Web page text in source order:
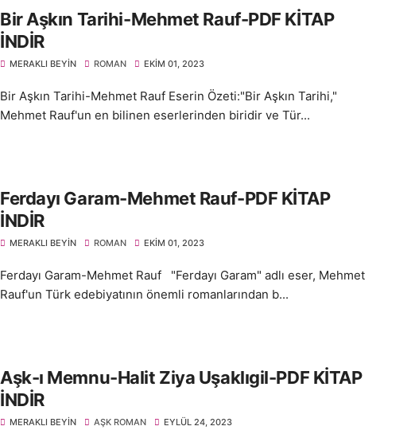
Bir Aşkın Tarihi-Mehmet Rauf-PDF KİTAP
İNDİR
MERAKLI BEYIN ROMAN EKIM 01, 2023
Bir Aşkın Tarihi-Mehmet Rauf Eserin Özeti:"Bir Aşkın Tarihi,"
Mehmet Rauf'un en bilinen eserlerinden biridir ve Tür...
Ferdayı Garam-Mehmet Rauf-PDF KİTAP
İNDİR
MERAKLI BEYIN ROMAN EKIM 01, 2023
Ferdayı Garam-Mehmet Rauf "Ferdayı Garam" adlı eser, Mehmet
Rauf'un Türk edebiyatının önemli romanlarından b...
Aşk-ı Memnu-Halit Ziya Uşaklıgil-PDF KİTAP
İNDİR
MERAKLI BEYIN AŞK ROMAN EYLÜL 24, 2023